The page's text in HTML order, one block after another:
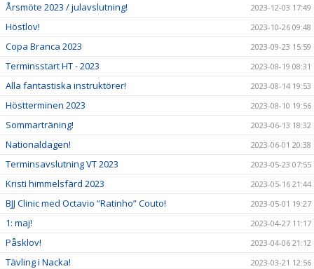
Årsmöte 2023 / julavslutning! 2023-12-03 17:49
Höstlov! 2023-10-26 09:48
Copa Branca 2023 2023-09-23 15:59
Terminsstart HT - 2023 2023-08-19 08:31
Alla fantastiska instruktörer! 2023-08-14 19:53
Höstterminen 2023 2023-08-10 19:56
Sommarträning! 2023-06-13 18:32
Nationaldagen! 2023-06-01 20:38
Terminsavslutning VT 2023 2023-05-23 07:55
Kristi himmelsfärd 2023 2023-05-16 21:44
BJJ Clinic med Octavio ”Ratinho” Couto! 2023-05-01 19:27
1: maj! 2023-04-27 11:17
Påsklov! 2023-04-06 21:12
Tävling i Nacka! 2023-03-21 12:56